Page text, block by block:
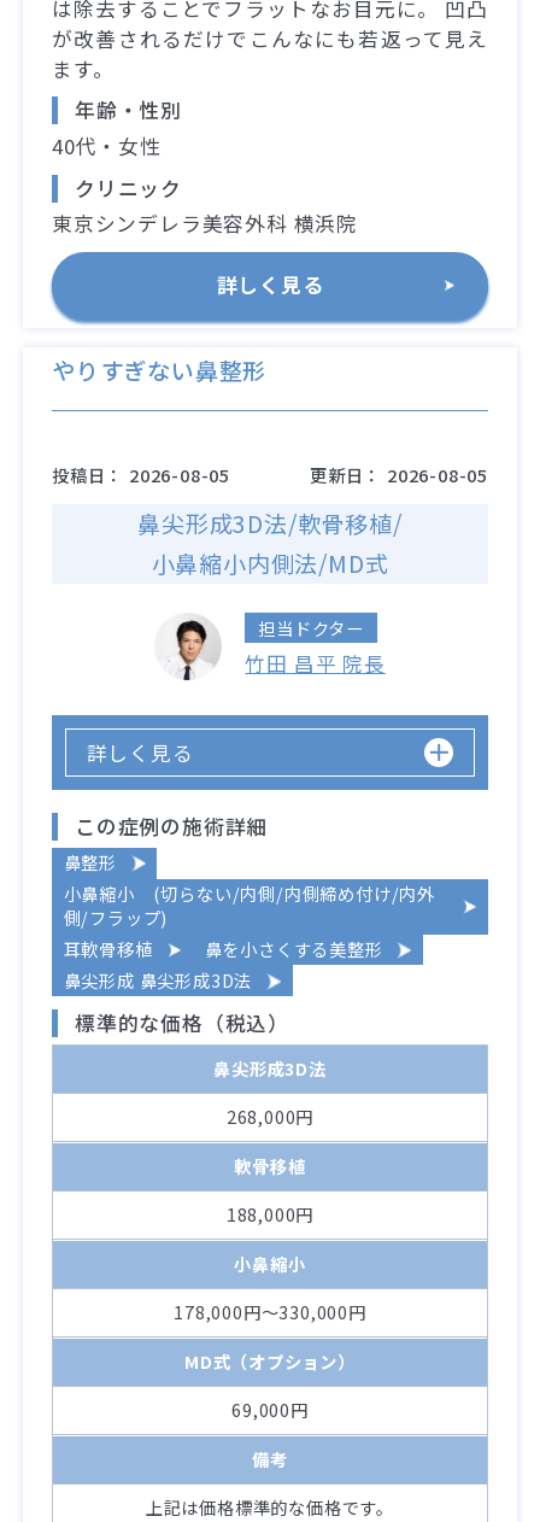
は除去することでフラットなお目元に。 凹凸
が改善されるだけでこんなにも若返って見え
ます。
年齢・性別
40代・女性
クリニック
東京シンデレラ美容外科 横浜院
詳しく見る
やりすぎない鼻整形
投稿日： 2026-08-05 更新日： 2026-08-05
鼻尖形成3D法/軟骨移植/
小鼻縮小内側法/MD式
担当ドクター
竹田 昌平 院長
詳しく見る
この症例の施術詳細
鼻整形
小鼻縮小 (切らない/内側/内側締め付け/内外
側/フラップ)
耳軟骨移植
鼻を小さくする美整形
鼻尖形成 鼻尖形成3D法
標準的な価格（税込）
鼻尖形成3D法
268,000円
軟骨移植
188,000円
小鼻縮小
178,000円～330,000円
MD式（オプション）
69,000円
備考
上記は価格標準的な価格です。